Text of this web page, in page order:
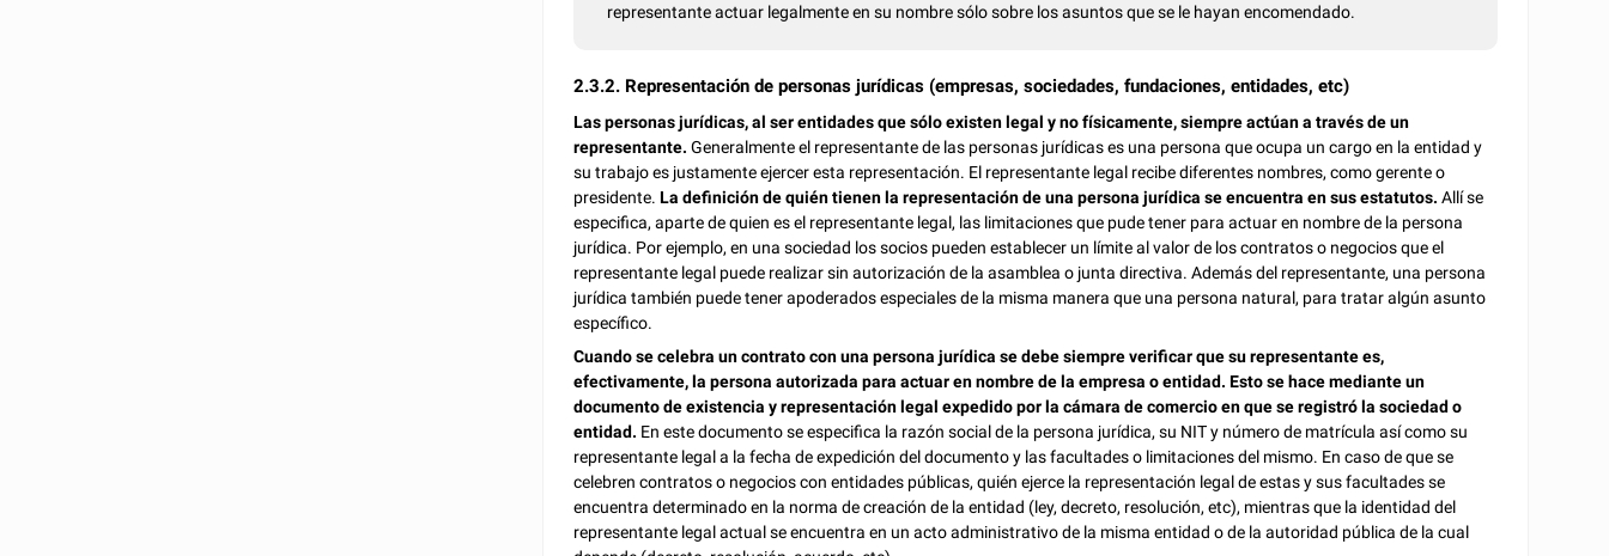
representante actuar legalmente en su nombre sólo sobre los asuntos que se le hayan encomendado.
2.3.2. Representación de personas jurídicas (empresas, sociedades, fundaciones, entidades, etc)
Las personas jurídicas, al ser entidades que sólo existen legal y no físicamente, siempre actúan a través de un
representante.Generalmente el representante de las personas jurídicas es una persona que ocupa un cargo en la entidad y
su trabajo es justamente ejercer esta representación. El representante legal recibe diferentes nombres, como gerente o
presidente. La definición de quién tienen la representación de una persona jurídica se encuentra en sus estatutos.Allí se
especifica, aparte de quien es el representante legal, las limitaciones que pude tener para actuar en nombre de la persona
jurídica. Por ejemplo, en una sociedad los socios pueden establecer un límite al valor de los contratos o negocios que el
representante legal puede realizar sin autorización de la asamblea o junta directiva. Además del representante, una persona
jurídica también puede tener apoderados especiales de la misma manera que una persona natural, para tratar algún asunto
específico.
Cuando se celebra un contrato con una persona jurídica se debe siempre verificar que su representante es,
efectivamente, la persona autorizada para actuar en nombre de la empresa o entidad. Esto se hace mediante un
documento de existencia y representación legal expedido por la cámara de comercio en que se registró la sociedad o
entidad. En este documento se especifica la razón social de la persona jurídica, su NIT y número de matrícula así como su
representante legal a la fecha de expedición del documento y las facultades o limitaciones del mismo. En caso de que se
celebren contratos o negocios con entidades públicas, quién ejerce la representación legal de estas y sus facultades se
encuentra determinado en la norma de creación de la entidad (ley, decreto, resolución, etc), mientras que la identidad del
representante legal actual se encuentra en un acto administrativo de la misma entidad o de la autoridad pública de la cual